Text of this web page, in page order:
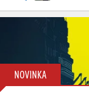
NOVINKA